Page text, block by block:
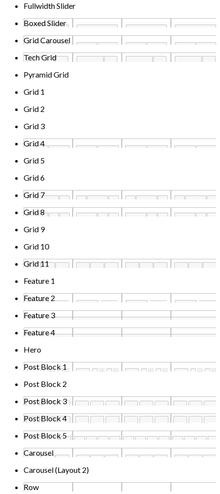
Fullwidth Slider
Boxed Slider
Grid Carousel
Tech Grid
Pyramid Grid
Grid 1
Grid 2
Grid 3
Grid 4
Grid 5
Grid 6
Grid 7
Grid 8
Grid 9
Grid 10
Grid 11
Feature 1
Feature 2
Feature 3
Feature 4
Hero
Post Block 1
Post Block 2
Post Block 3
Post Block 4
Post Block 5
Carousel
Carousel (Layout 2)
Row